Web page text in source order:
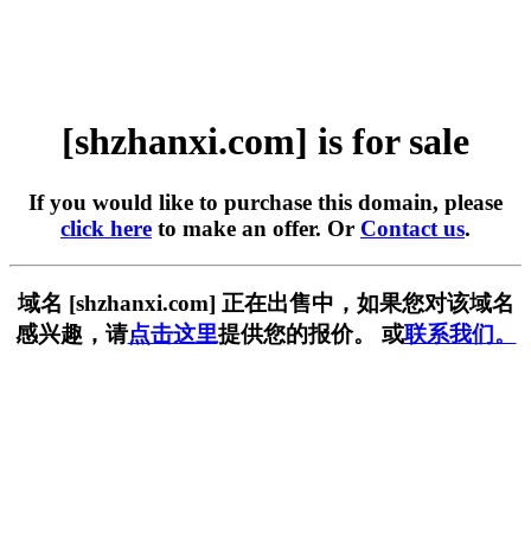
[shzhanxi.com] is for sale
If you would like to purchase this domain, please
click here to make an offer. Or Contact us.
域名 [shzhanxi.com] 正在出售中，如果您对该域名
感兴趣，请点击这里提供您的报价。 或联系我们。